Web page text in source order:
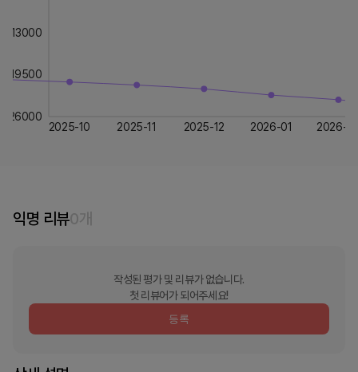
2025-10 2025-11 2025-12 2026-01 2026-
13000
19500
26000
익명 리뷰0개
작성된 평가 및 리뷰가 없습니다.
첫 리뷰어가 되어주세요!
등록